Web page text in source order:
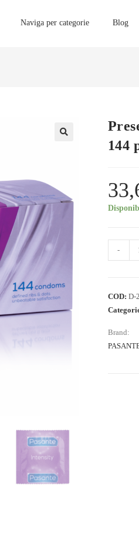
Naviga per categorie Blog
144
-
COD: D-
Brand: